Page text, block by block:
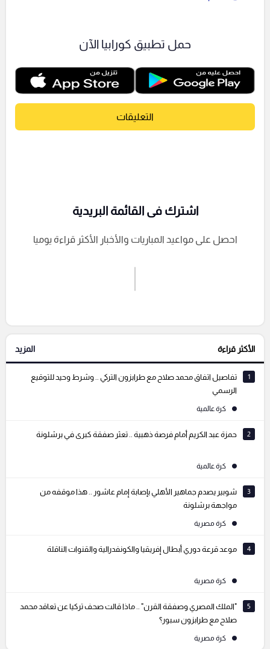
حمل تطبيق كورابيا الآن
التعليقات
إرسال تعليق
التعليقات السابقة
اشترك فى القائمة البريدية
احصل على مواعيد المباريات والأخبار الأكثر قراءة يوميا
الأكثر قراءة المزيد
1
تفاصيل اتفاق محمد صلاح مع طرابزون التركي .. وشرط وحيد للتوقيع
الرسمي
كرة عالمية
2 حمزة عبد الكريم أمام فرصة ذهبية .. تعثر صفقة كبرى في برشلونة
كرة عالمية
3
شوبير يصدم جماهير الأهلي بإصابة إمام عاشور .. هذا موقفه من
مواجهة برشلونة
كرة مصرية
4 موعد قرعة دوري أبطال إفريقيا والكونفدرالية والقنوات الناقلة
كرة مصرية
5
"الملك المصري وصفقة القرن" .. ماذا قالت صحف تركيا عن تعاقد محمد
صلاح مع طرابزون سبور؟
كرة مصرية